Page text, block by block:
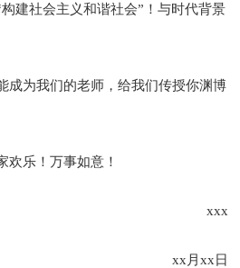
建社会主义和谐社会”！与时代背景
成为我们的老师，给我们传授你渊博
欢乐！万事如意！
xxx
xx月xx日